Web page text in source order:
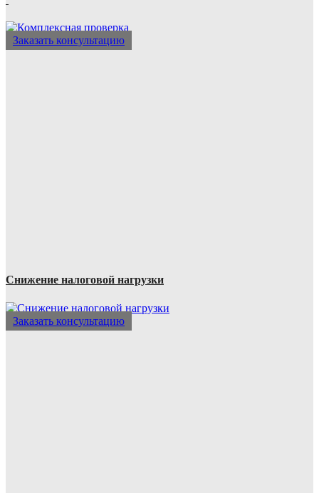
Заказать консультацию
Снижение налоговой нагрузки
Заказать консультацию